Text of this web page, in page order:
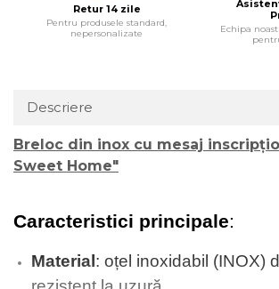
Retur 14 zile
Pentru produsele standard,
nepersonalizate
Echipa
Descriere
Breloc din inox cu mesaj
Sweet Home"
Caracteristici principale:
Material: oțel inoxidabil (INOX)